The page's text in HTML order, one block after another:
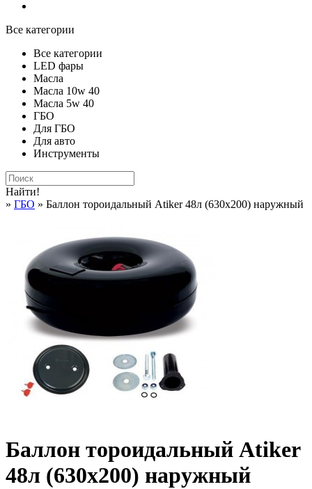
Все категории
Все категории
LED фары
Масла
Масла 10w 40
Масла 5w 40
ГБО
Для ГБО
Для авто
Инструменты
Найти!
» ГБО » Баллон тороидальный Atiker 48л (630х200) наружный
Баллон тороидальный Atiker
48л (630х200) наружный